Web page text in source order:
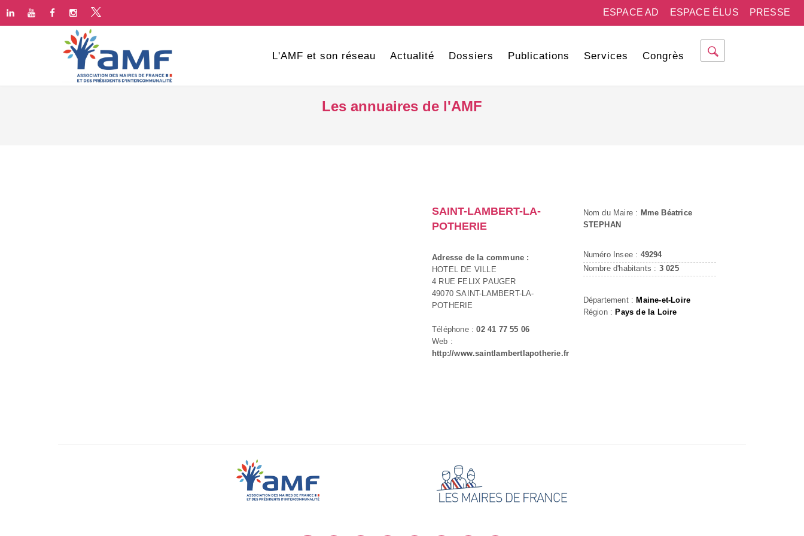
PRESSE
ESPACE ÉLUS
ESPACE AD
L'AMF et son réseau Actualité Dossiers Publications Services Congrès
Les annuaires de l'AMF
SAINT-LAMBERT-LA-
POTHERIE
Adresse de la commune :
HOTEL DE VILLE
4 RUE FELIX PAUGER
49070 SAINT-LAMBERT-LA-
POTHERIE
Téléphone :02 41 77 55 06
Web :
http://www.saintlambertlapotherie.fr
Nom du Maire : Mme Béatrice
STEPHAN
Numéro Insee : 49294
Nombre d'habitants : 3 025
Département :Maine-et-Loire
Région :Pays de la Loire